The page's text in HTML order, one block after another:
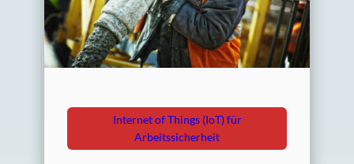
Internet of Things (IoT) für
Arbeitssicherheit